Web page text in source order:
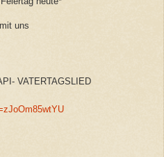
uns
VATERTAGSLIED